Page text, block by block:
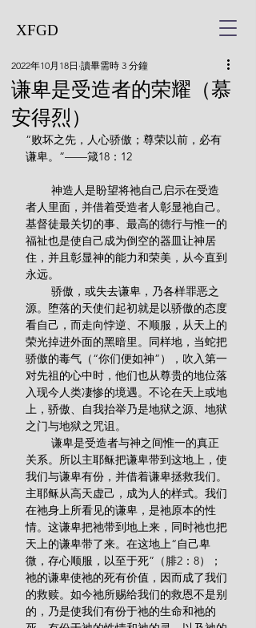
XFGD
谦卑是受造者的荣耀（慕
安得烈）
2022年10月18日 讀畢需時 3 分鐘
“败坏之先，人心骄傲；尊荣以前，必有
谦卑。”——箴18：12
者人里面，并借着受造者人彰显祂自己。
基督徒最关切的事、最高的德行与惟一的
福祉也是使自己成为倒空的器皿让神居
住，并且彰显神的能力和荣美，从今直到
永远。
源。堕落的天使们起初就是以骄傲的态度
看自己，而走向悖逆、不顺服，从天上的
荣光掉进外面的黑暗里。同样地，当蛇把
骄傲的毒气（“你们便如神”），吹入第一
对先祖的心中时，他们也从尊贵的地位落
入现今人类凄惨的境遇。不论在天上或地
上，骄傲、自我抬举乃是地狱之源、地狱
之门与地狱之咒诅。
关系。所以主耶稣把谦卑带到这地上，使
我们与谦卑有份，并借着谦卑拯救我们。
主耶稣从高天虚己，成为人的样式。我们
在祂身上所看见的谦卑，是祂原本的性
情。这谦卑把祂带到地上来，同时祂也把
天上的谦卑带了来。在这地上“自己卑
微，存心顺服，以至于死”（腓2：8）；
祂的谦卑使祂的死有价值，因而成了我们
的救赎。如今祂所赐给我们的救恩不是别
的，乃是使我们有份于祂的生命和祂的